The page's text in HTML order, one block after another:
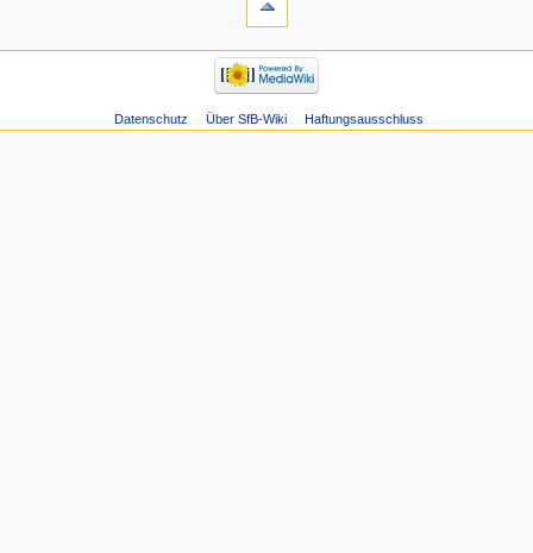
Datenschutz Über SfB-Wiki Haftungsausschluss